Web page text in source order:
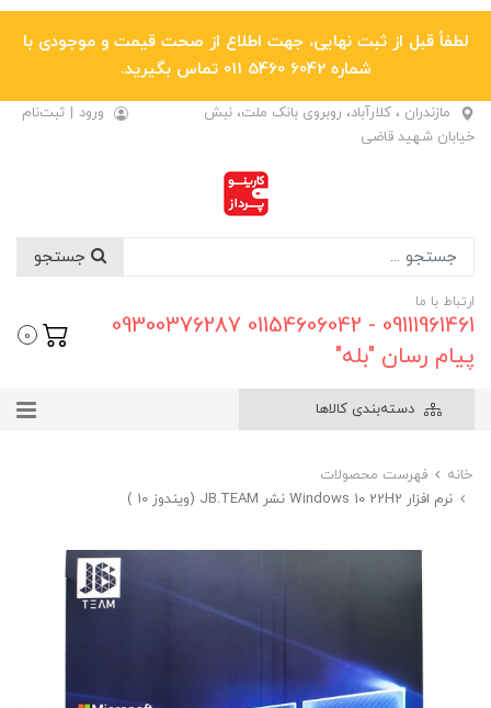
لطفاً قبل از ثبت نهایی، جهت اطلاع از صحت قیمت و موجودی با
شماره 6042 5460 011 تماس بگیرید.
مازندران ، کلارآباد، روبروی بانک ملت، نبش
خیابان شهید قاضی
ورود | ثبت‌نام
ارتباط با ما
09111961461 - 01154606042 09300376287
پیام رسان "بله"
0
دسته‌بندی کالاها
خانه
فهرست محصولات
نرم افزار Windows 10 22H2 نشر JB.TEAM (ویندوز 10 )